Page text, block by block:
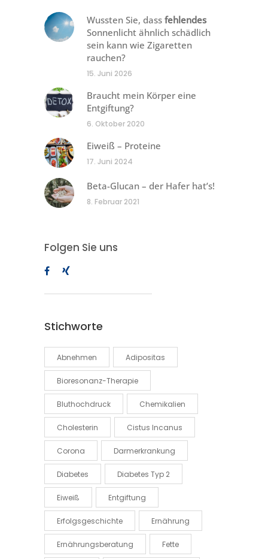
Wussten Sie, dass fehlendes
Sonnenlicht ähnlich schädlich
sein kann wie Zigaretten
rauchen?
15. Juni 2026
Braucht mein Körper eine
Entgiftung?
6. Oktober 2020
Eiweiß – Proteine
17. Juni 2024
Beta-Glucan – der Hafer hat’s!
8. Februar 2021
Folgen Sie uns
Stichworte
Abnehmen Adipositas
Bioresonanz-Therapie
Bluthochdruck Chemikalien
Cholesterin Cistus Incanus
Corona Darmerkrankung
Diabetes Diabetes Typ 2
Eiweiß Entgiftung
Erfolgsgeschichte Ernährung
Ernährungsberatung Fette